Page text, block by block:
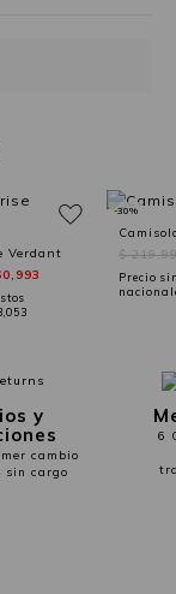
Verdant
$
Precio
-30%
y
cambio
sin cargo
6